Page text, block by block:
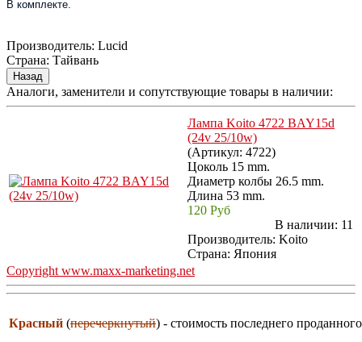
В комплекте.
Производитель: Lucid
Страна: Тайвань
Аналоги, заменители и сопутствующие товары в наличии:
Лампа Koito 4722 BAY15d
(24v 25/10w)
(Артикул: 4722)
Цоколь 15 mm.
Диаметр колбы 26.5 mm.
Длина 53 mm.
120 Руб
В наличии: 11
Производитель: Koito
Страна: Япония
Copyright www.maxx-marketing.net
Красный (перечеркнутый) - стоимость последнего